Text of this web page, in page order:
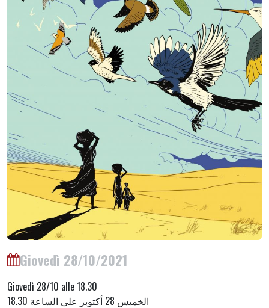
Giovedì 28/10/2021
Giovedì 28/10 alle 18.30
18.30 الخميس 28 أكتوبر على الساعة